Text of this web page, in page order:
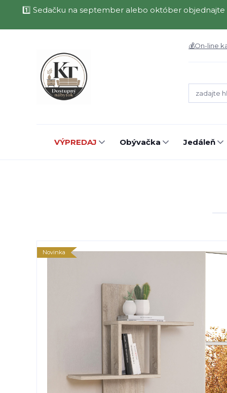
1️⃣ Sedačku na september alebo október objednajte
💰On-line
VÝPREDAJ Obývačka Jedáleň
Novinka